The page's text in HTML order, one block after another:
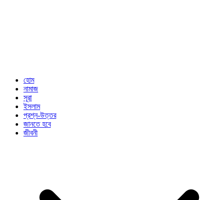
হোম
নামাজ
সূরা
ইসলাম
প্রশ্ন-উত্তর
জানতে হবে
জীবনী